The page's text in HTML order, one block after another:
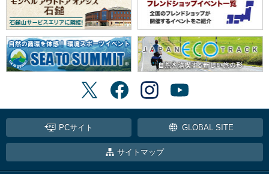
PCサイト GLOBAL SITE
サイトマップ